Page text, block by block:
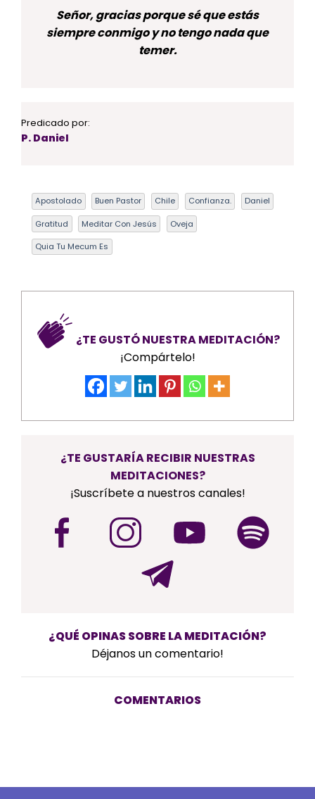
Señor, gracias porque sé que estás
siempre conmigo y no tengo nada que
temer.
Predicado por:
P. Daniel
Apostolado Buen Pastor Chile Confianza. Daniel
Gratitud Meditar Con Jesús Oveja
Quia Tu Mecum Es
¿TE GUSTÓ NUESTRA MEDITACIÓN?
¡Compártelo!
¿TE GUSTARÍA RECIBIR NUESTRAS
MEDITACIONES?
¡Suscríbete a nuestros canales!
¿QUÉ OPINAS SOBRE LA MEDITACIÓN?
Déjanos un comentario!
COMENTARIOS